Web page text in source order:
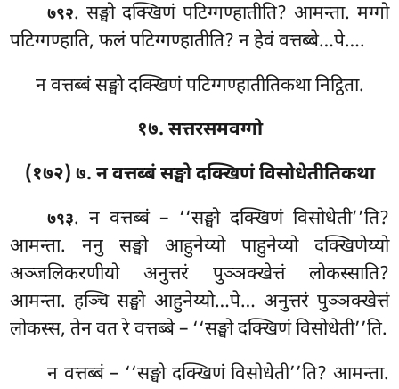
७९२. सङ्घो दक्खिणं पटिग्गण्हातीति? आमन्ता. मग्गो
पटिग्गण्हाति, फलं पटिग्गण्हातीति? न हेवं वत्तब्बे…पे….
न वत्तब्बं सङ्घो दक्खिणं पटिग्गण्हातीतिकथा निट्ठिता.
१७. सत्तरसमवग्गो
(१७२) ७. न वत्तब्बं सङ्घो दक्खिणं विसोधेतीतिकथा
७९३. नवत्तब्बं – ‘‘सङ्घो दक्खिणं विसोधेती’’ति?
आमन्ता. ननु सङ्घो आहुनेय्यो पाहुनेय्यो दक्खिणेय्यो
अञ्जलिकरणीयो अनुत्तरं पुञ्ञक्खेत्तं लोकस्साति?
आमन्ता. हञ्चि सङ्घो आहुनेय्यो…पे… अनुत्तरं पुञ्ञक्खेत्तं
लोकस्स, तेन वत रे वत्तब्बे – ‘‘सङ्घो दक्खिणं विसोधेती’’ति.
न वत्तब्बं – ‘‘सङ्घो दक्खिणं विसोधेती’’ति? आमन्ता.